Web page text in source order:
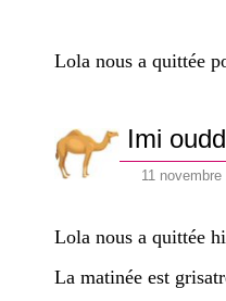
Lola nous a quittée
Imi
11 novembre
Lola nous a quittée
La matinée est